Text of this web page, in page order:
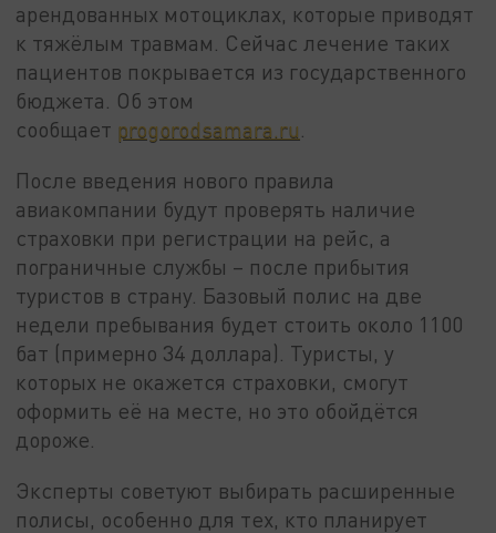
арендованных мотоциклах, которые приводят
к тяжёлым травмам. Сейчас лечение таких
пациентов покрывается из государственного
бюджета. Об этом
сообщает progorodsamara.ru
После введения нового правила
авиакомпании будут проверять наличие
страховки при регистрации на рейс, а
пограничные службы – после прибытия
туристов в страну. Базовый полис на две
недели пребывания будет стоить около 1100
бат (примерно 34 доллара). Туристы, у
которых не окажется страховки, смогут
оформить её на месте, но это обойдётся
дороже.
Эксперты советуют выбирать расширенные
полисы, особенно для тех, кто планирует